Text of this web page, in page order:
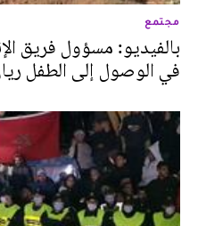
مجتمع
بالفيديو: مسؤول فريق
في الوصول إلى الطفل